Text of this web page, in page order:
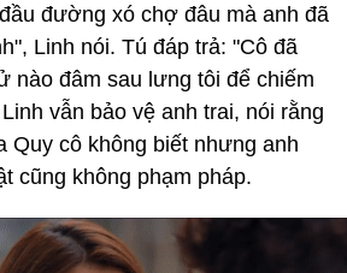
đường xó chợ đâu mà anh đã
Linh nói. Tú đáp trả: "Cô đã
nào đâm sau lưng tôi để chiếm
vẫn bảo vệ anh trai, nói rằng
Quy cô không biết nhưng anh
cũng không phạm pháp.